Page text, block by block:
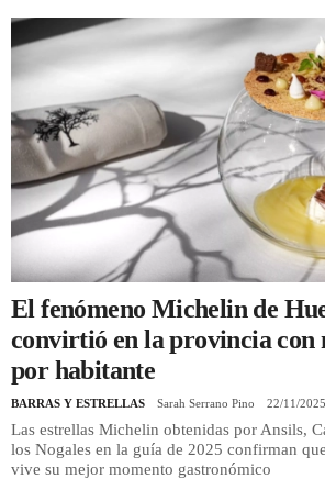
DÓNDE COMER
ÍDOLOS DE MESAS
CUADERNO DE VIAJE
TRADICIÓN
MENÚ DEL DÍA
A CUCHILLO
REGISTRO
El fenómeno Michelin de
convirtió en la provincia con
por habitante
BARRAS Y ESTRELLAS Sarah Serrano Pino 22/11/2025
Las estrellas Michelin obtenidas por Ansils,
los Nogales en la guía de 2025 confirman
vive su mejor momento gastronómico